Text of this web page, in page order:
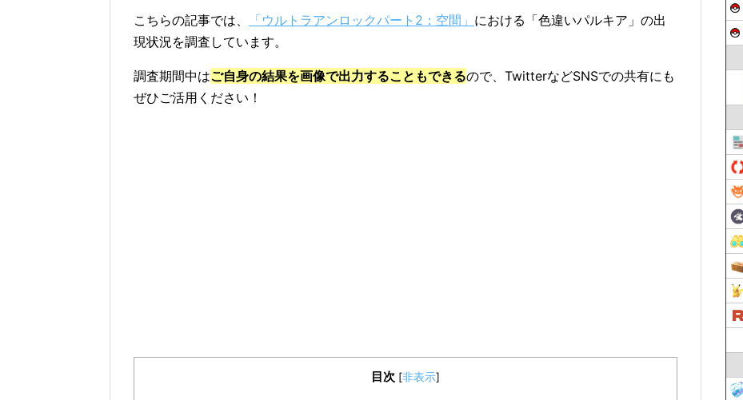
こちらの記事では、 「ウルトラアンロックパート2：空間」 における「色違いパルキア」の出
現状況を調査しています。
調査期間中はご自身の結果を画像で出力することもできるので、TwitterなどSNSでの共有にも
ぜひご活用ください！
目次 [非表示]